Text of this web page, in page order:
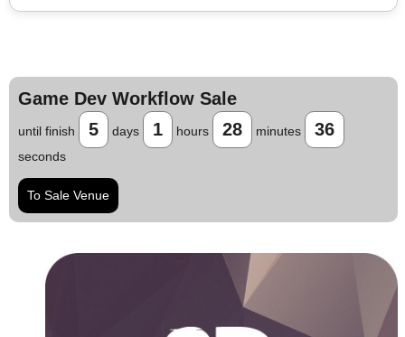
Game Dev Workflow Sale
until finish 5 days 1 hours 28 minutes 35
seconds
To Sale Venue